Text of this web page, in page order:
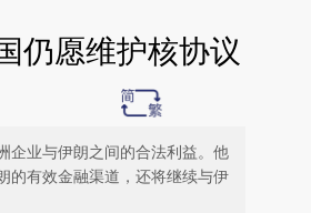
仍愿维护核协议
企业与伊朗之间的合法利益。他
的有效金融渠道，还将继续与伊